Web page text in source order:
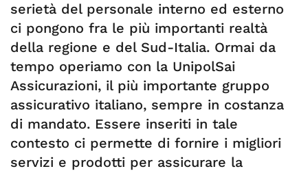
serietà del personale interno ed esterno
ci pongono fra le più importanti realtà
della regione e del Sud-Italia. Ormai da
tempo operiamo con la UnipolSai
Assicurazioni, il più importante gruppo
assicurativo italiano, sempre in costanza
di mandato. Essere inseriti in tale
contesto ci permette di fornire i migliori
servizi e prodotti per assicurare la